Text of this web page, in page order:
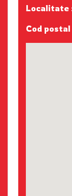
Localitate
Cod